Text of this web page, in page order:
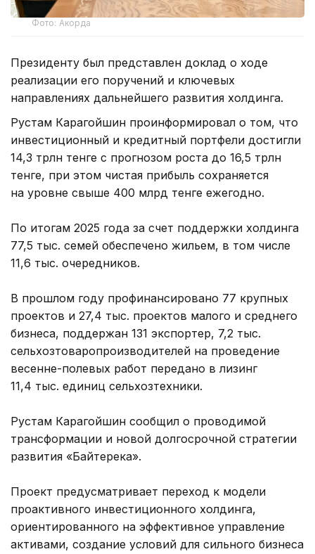
Фото: Акорда
Президенту был представлен доклад о ходе
реализации его поручений и ключевых
направлениях дальнейшего развития холдинга.
Рустам Карагойшин проинформировал о том, что
инвестиционный и кредитный портфели достигли
14,3 трлн тенге с прогнозом роста до 16,5 трлн
тенге, при этом чистая прибыль сохраняется
на уровне свыше 400 млрд тенге ежегодно.
По итогам 2025 года за счет поддержки холдинга
77,5 тыс. семей обеспечено жильем, в том числе
11,6 тыс. очередников.
В прошлом году профинансировано 77 крупных
проектов и 27,4 тыс. проектов малого и среднего
бизнеса, поддержан 131 экспортер, 7,2 тыс.
сельхозтоваропроизводителей на проведение
весенне-полевых работ передано в лизинг
11,4 тыс. единиц сельхозтехники.
Рустам Карагойшин сообщил о проводимой
трансформации и новой долгосрочной стратегии
развития «Байтерека».
Проект предусматривает переход к модели
проактивного инвестиционного холдинга,
ориентированного на эффективное управление
активами, создание условий для сильного бизнеса